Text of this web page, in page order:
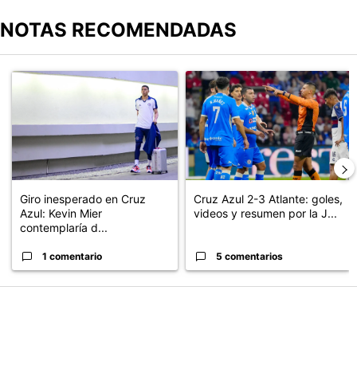
NOTAS RECOMENDADAS
PUBLICIDAD
Un artículo de tendencia con el título "Giro inesperado en Cruz
Giro inesperado en Cruz
Azul: Kevin Mier
contemplaría d...
1 comentario
Un artículo de tendencia con el
Cruz Azul 2-3 Atlante: goles,
videos y resumen por la J...
5 comentarios